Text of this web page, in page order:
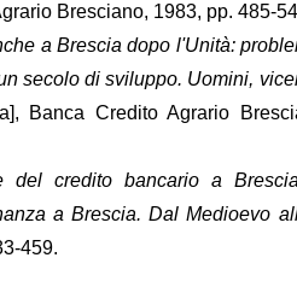
Bresciano, 1983, pp. 485-
a Brescia dopo l'Unità:
secolo di sviluppo. Uomini,
Banca Credito Agrario
del credito bancario a Brescia
a Brescia. Dal Medioevo
459.